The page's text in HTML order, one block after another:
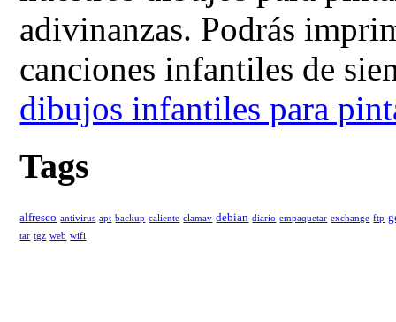
adivinanzas. Podrás
canciones infantiles de
dibujos infantiles para
Tags
alfresco antivirus apt backup caliente clamav debian diario empaquetar exchange ftp
tar tgz web wifi